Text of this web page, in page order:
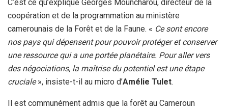
C’est ce qu’explique Georges Mouncharou, directeur de la
coopération et de la programmation au ministère
camerounais de la Forêt et de la Faune. « Ce sont encore
nos pays qui dépensent pour pouvoir protéger et conserver
une ressource qui a une portée planétaire. Pour aller vers
des négociations, la maîtrise du potentiel est une étape
cruciale», insiste-t-il au micro d’Amélie Tulet.
Il est communément admis que la forêt au Cameroun